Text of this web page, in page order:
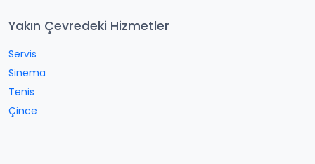
Yakın Çevredeki Hizmetler
Servis
Sinema
Tenis
Çince